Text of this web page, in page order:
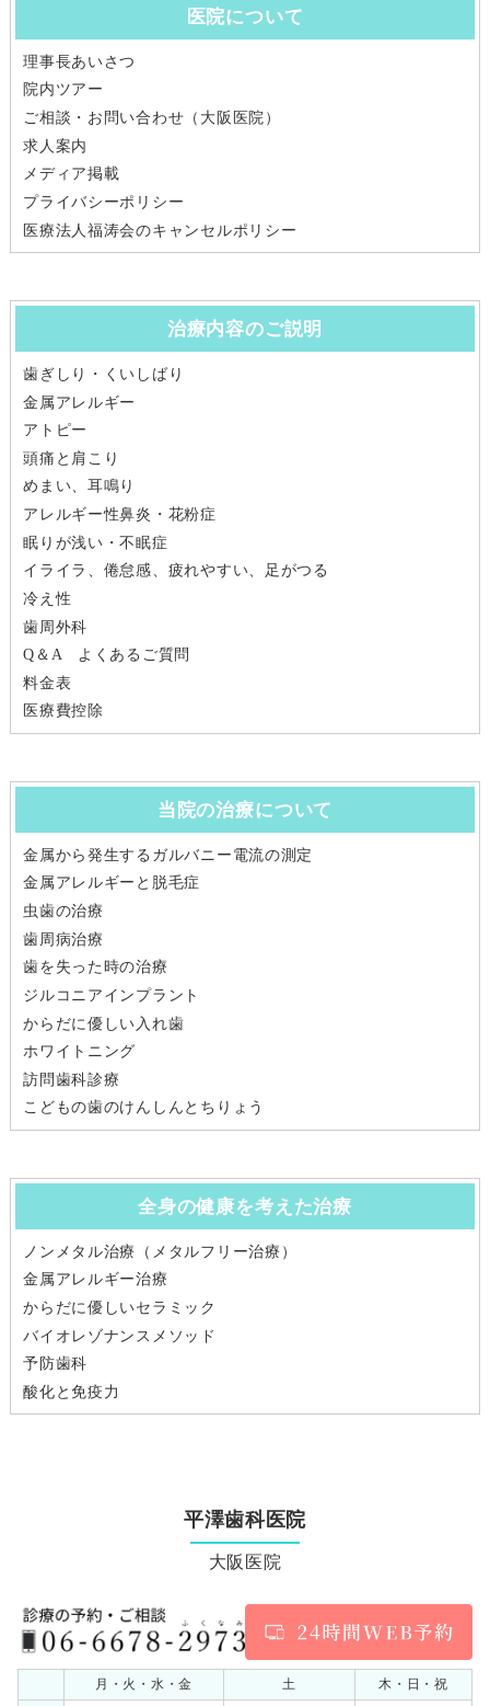
医院について
理事長あいさつ
院内ツアー
ご相談・お問い合わせ（大阪医院）
求人案内
メディア掲載
プライバシーポリシー
医療法人福涛会のキャンセルポリシー
治療内容のご説明
歯ぎしり・くいしばり
金属アレルギー
アトピー
頭痛と肩こり
めまい、耳鳴り
アレルギー性鼻炎・花粉症
眠りが浅い・不眠症
イライラ、倦怠感、疲れやすい、足がつる
冷え性
歯周外科
Q＆A よくあるご質問
料金表
医療費控除
当院の治療について
金属から発生するガルバニー電流の測定
金属アレルギーと脱毛症
虫歯の治療
歯周病治療
歯を失った時の治療
ジルコニアインプラント
からだに優しい入れ歯
ホワイトニング
訪問歯科診療
こどもの歯のけんしんとちりょう
全身の健康を考えた治療
ノンメタル治療（メタルフリー治療）
金属アレルギー治療
からだに優しいセラミック
バイオレゾナンスメソッド
予防歯科
酸化と免疫力
平澤歯科医院
大阪医院
月・火・水・金 土
木・日・祝